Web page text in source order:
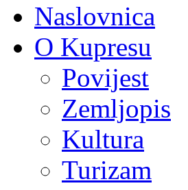
Naslovnica
O Kupresu
Povijest
Zemljopis
Kultura
Turizam